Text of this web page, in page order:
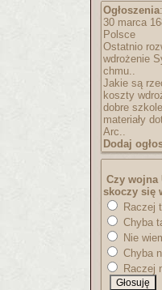
Ogłoszenia:
30 marca
Polsce
Ostatnio
wdrożenie
chmu..
Jakie są
koszty
dobre
materiały
Arc..
Dodaj
Czy wojna
skoczy się
Raczej
Chyba
Nie
Chyba
Raczej